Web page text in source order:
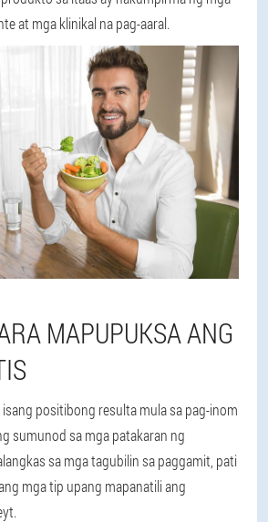
at mga klinikal na pag-aaral.
MAPUPUKSA ANG
positibong resulta mula sa pag-inom
sumunod sa mga patakaran ng
sa mga tagubilin sa paggamit, pati
mga tip upang mapanatili ang